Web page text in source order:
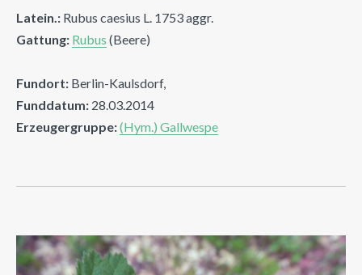
Latein.: Rubus caesius L. 1753 aggr.
Gattung: Rubus (Beere)
Fundort: Berlin-Kaulsdorf,
Funddatum: 28.03.2014
Erzeugergruppe:(Hym.) Gallwespe